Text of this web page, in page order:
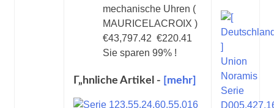
mechanische Uhren (
MAURICELACROIX )
€43,797.42 €220.41
Sie sparen 99% !
Г„hnliche Artikel - [mehr]